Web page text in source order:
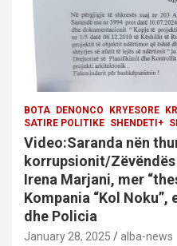
BOTA DENONCO KRYESORE
SATIRE POLITIKE SHENDETI+
Video:Saranda nën
korrupsionit/
Irena Marjani, mer
Kompania “Kol
dhe Policia
January 28, 2025 alba-news